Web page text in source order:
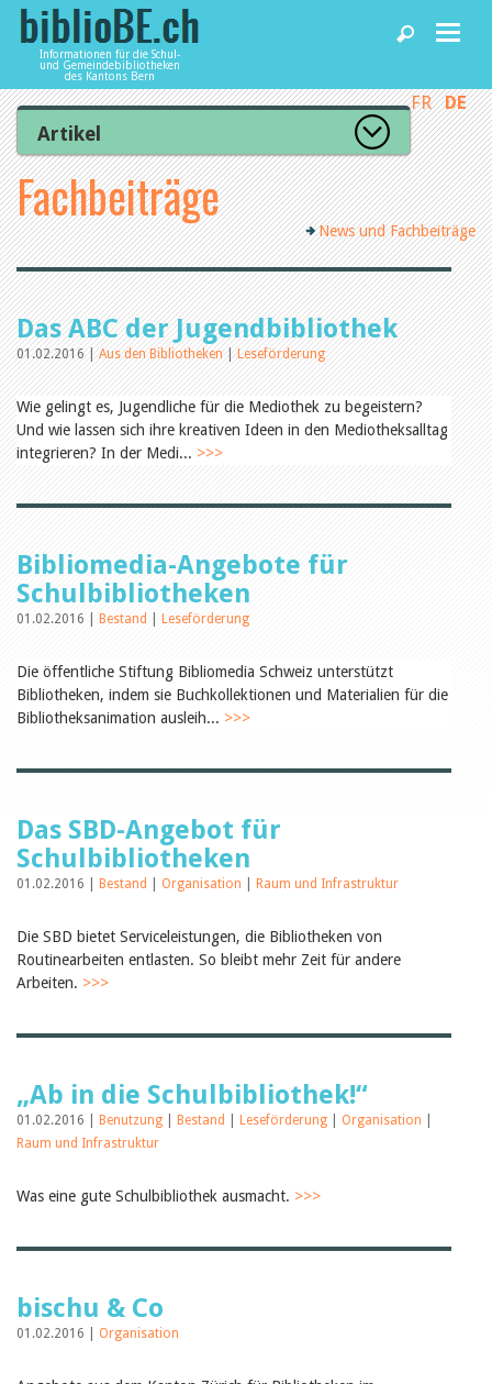
Informationen für die Schul-
und Gemeindebibliotheken
des Kantons Bern
Home
News und Fachbeiträge
Bibliotheken
Agenda
Dienstleistungen
biblioBE nutzen
FR DE
Artikel
Zur Artikelübersicht
Lesenswert
Gut bewertet
Kategorien
Aus dem Amt für Kultur
Aus der Kommission
Aus den Bibliotheken
Organisation
Raum und Infrastruktur
Bestand
Benutzung
Finanzen
Personal
Qualitätsmanagement
Verschiedenes
Lesetipps
Tags
Kinder- und Jugendmedien
Bibliothek und Schule
Bibliotheksförderung
Einmalige Beiträge
Bibliosuisse
Kantonale
Unterstützungsbeiträge
Rezensionen
Schweizer Literatur
Autoren
Julie Greub
Sandra Dettwyler
Javier Lopez
Céline Graf
Felicitas Isler
Andrea Grichting
Manuela Nyffeler-Lanker
Juni 2026
März 2026
Fachbeiträge
News und Fachbeiträge
Das ABC der Jugendbibliothek
01.02.2016 |Aus den Bibliotheken|Leseförderung
Wie gelingt es, Jugendliche für die Mediothek zu begeistern?
Und wie lassen sich ihre kreativen Ideen in den Mediotheksalltag
integrieren? In der Medi... >>>
Bibliomedia-Angebote für
Schulbibliotheken
01.02.2016 | Bestand Leseförderung
Die öffentliche Stiftung Bibliomedia Schweiz unterstützt
Bibliotheken, indem sie Buchkollektionen und Materialien für die
Bibliotheksanimation ausleih... >>>
Das SBD-Angebot für
Schulbibliotheken
01.02.2016 | Bestand Organisation Raum und Infrastruktur
Die SBD bietet Serviceleistungen, die Bibliotheken von
Routinearbeiten entlasten. So bleibt mehr Zeit für andere
Arbeiten. >>>
„Ab in die Schulbibliothek!“
01.02.2016 | Benutzung Bestand Leseförderung Organisation
Raum und Infrastruktur
Was eine gute Schulbibliothek ausmacht. >>>
bischu & Co
01.02.2016 | Organisation